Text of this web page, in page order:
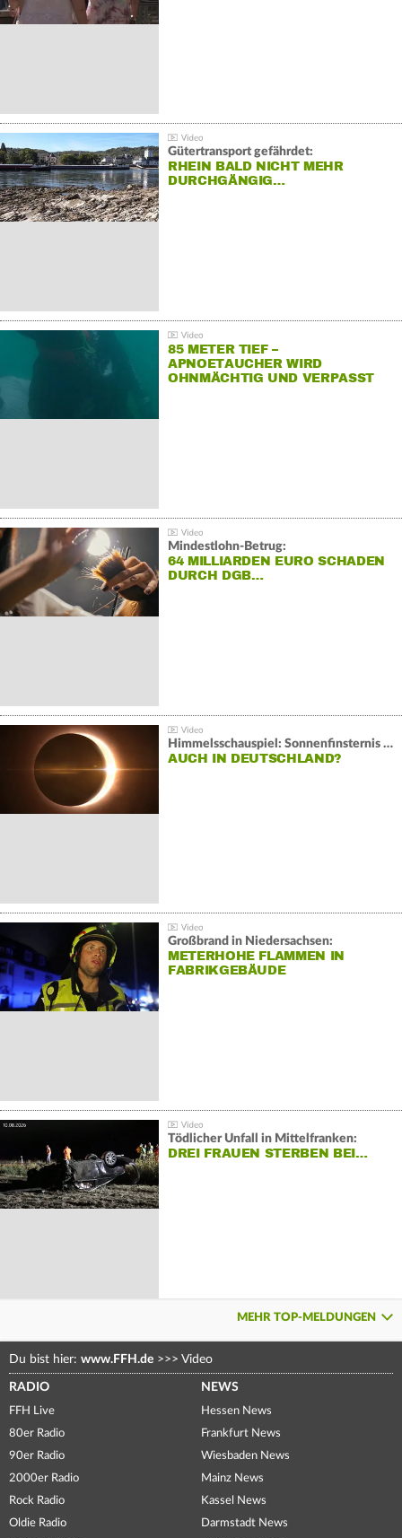
Gütertransport gefährdet:
RHEIN BALD NICHT MEHR
DURCHGÄNGIG…
85 METER TIEF –
APNOETAUCHER WIRD
OHNMÄCHTIG UND VERPASST
Mindestlohn-Betrug:
64 MILLIARDEN EURO SCHADEN
DURCH DGB…
Himmelsschauspiel: Sonnenfinsternis über Spanien
AUCH IN DEUTSCHLAND?
Großbrand in Niedersachsen:
METERHOHE FLAMMEN IN
FABRIKGEBÄUDE
Tödlicher Unfall in Mittelfranken:
DREI FRAUEN STERBEN BEI…
MEHR TOP-MELDUNGEN
Du bist hier: www.FFH.de >>> Video
RADIO
FFH Live
80er Radio
90er Radio
2000er Radio
Rock Radio
Oldie Radio
NEWS
Hessen News
Frankfurt News
Wiesbaden News
Mainz News
Kassel News
Darmstadt News